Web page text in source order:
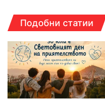
Подобни статии